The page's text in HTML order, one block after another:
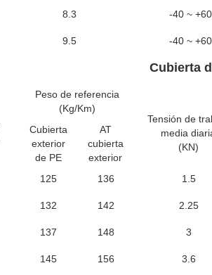
8.3 -40 ~ +60
9.5 -40 ~ +60
Cubierta
Peso de referencia
(Kg/Km)
Tensión de
media
(KN)
Cubierta
exterior
de PE
AT
cubierta
exterior
125 136 1.5
132 142 2.25
137 148 3
145 156 3.6